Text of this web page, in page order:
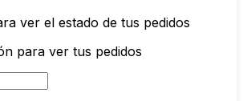
ver el estado de tus pedidos
para ver tus pedidos